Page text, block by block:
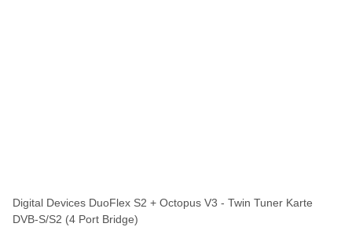
Digital Devices DuoFlex S2 + Octopus V3 - Twin Tuner Karte
DVB-S/S2 (4 Port Bridge)